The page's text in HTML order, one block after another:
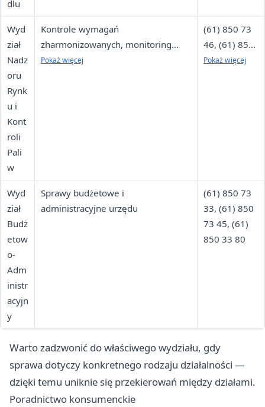
dlu
Wyd
ział
Nadz
oru
Rynk
u i
Kont
roli
Pali
w
Kontrole wymagań
zharmonizowanych, monitoring
jakości paliw ciekłych, paliw stałych,
Pokaż więcej
(61) 850 73
46, (61) 850
73 49, (61)
Pokaż więcej
Wyd
ział
Budż
etow
o-
Adm
inistr
acyjn
y
Sprawy budżetowe i
administracyjne urzędu
(61) 850 73
33, (61) 850
73 45, (61)
850 33 80
Warto zadzwonić do właściwego wydziału, gdy
sprawa dotyczy konkretnego rodzaju działalności —
dzięki temu uniknie się przekierowań między działami.
Poradnictwo konsumenckie